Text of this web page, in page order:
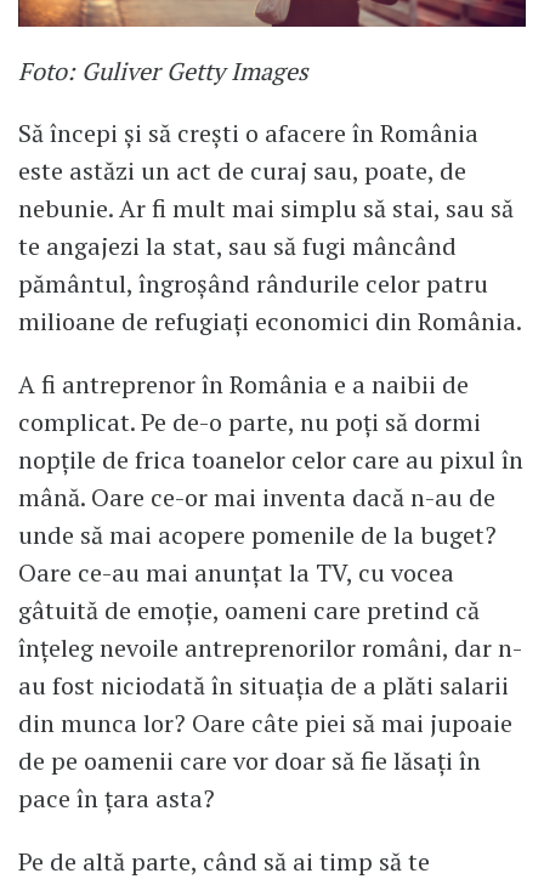
Foto: Guliver Getty Images
Să începi și să crești o afacere în România
este astăzi un act de curaj sau, poate, de
nebunie. Ar fi mult mai simplu să stai, sau să
te angajezi la stat, sau să fugi mâncând
pământul, îngroșând rândurile celor patru
milioane de refugiați economici din România.
A fi antreprenor în România e a naibii de
complicat. Pe de-o parte, nu poți să dormi
nopțile de frica toanelor celor care au pixul în
mână. Oare ce-or mai inventa dacă n-au de
unde să mai acopere pomenile de la buget?
Oare ce-au mai anunțat la TV, cu vocea
gâtuită de emoție, oameni care pretind că
înțeleg nevoile antreprenorilor români, dar n-
au fost niciodată în situația de a plăti salarii
din munca lor? Oare câte piei să mai jupoaie
de pe oamenii care vor doar să fie lăsați în
pace în țara asta?
Pe de altă parte, când să ai timp să te